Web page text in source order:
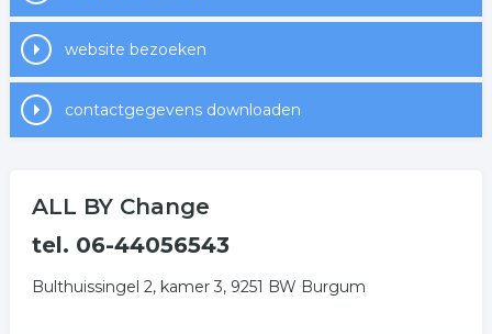
website bezoeken
contactgegevens downloaden
ALL BY Change
tel. 06-44056543
Bulthuissingel 2, kamer 3, 9251 BW Burgum